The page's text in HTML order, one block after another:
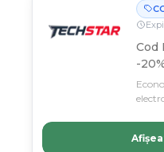
Cod
-